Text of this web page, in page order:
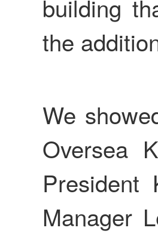
building
the
We
Oversea
President
Manager